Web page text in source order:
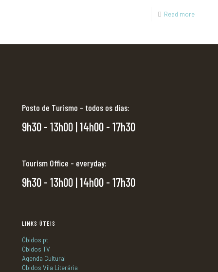
Read more
Posto de Turismo - todos os dias:
9h30 - 13h00 | 14h00 - 17h30
Tourism Office - everyday:
9h30 - 13h00 | 14h00 - 17h30
LINKS ÚTEIS
Óbidos.pt
Óbidos TV
Agenda Cultural
Óbidos Vila Literária